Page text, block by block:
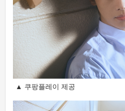
▲ 쿠팡플레이 제공